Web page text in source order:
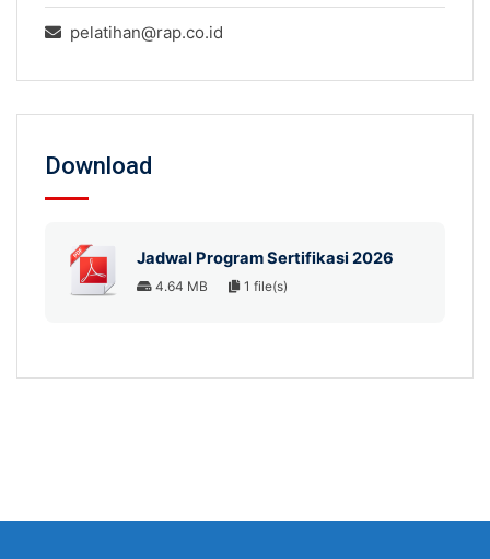
pelatihan@rap.co.id
Download
Jadwal Program Sertifikasi 2026
4.64 MB 1 file(s)